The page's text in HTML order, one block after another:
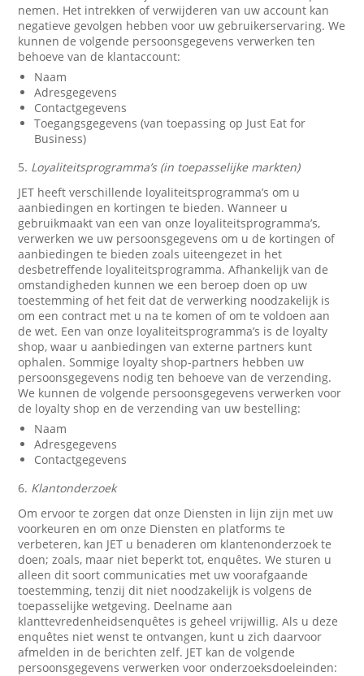
nemen. Het intrekken of verwijderen van uw account kan
negatieve gevolgen hebben voor uw gebruikerservaring. We
kunnen de volgende persoonsgegevens verwerken ten
behoeve van de klantaccount:
Naam
Adresgegevens
Contactgegevens
Toegangsgegevens (van toepassing op Just Eat for
Business)
5. Loyaliteitsprogramma’s (in toepasselijke markten)
JET heeft verschillende loyaliteitsprogramma’s om u
aanbiedingen en kortingen te bieden. Wanneer u
gebruikmaakt van een van onze loyaliteitsprogramma’s,
verwerken we uw persoonsgegevens om u de kortingen of
aanbiedingen te bieden zoals uiteengezet in het
desbetreffende loyaliteitsprogramma. Afhankelijk van de
omstandigheden kunnen we een beroep doen op uw
toestemming of het feit dat de verwerking noodzakelijk is
om een contract met u na te komen of om te voldoen aan
de wet. Een van onze loyaliteitsprogramma’s is de loyalty
shop, waar u aanbiedingen van externe partners kunt
ophalen. Sommige loyalty shop-partners hebben uw
persoonsgegevens nodig ten behoeve van de verzending.
We kunnen de volgende persoonsgegevens verwerken voor
de loyalty shop en de verzending van uw bestelling:
Naam
Adresgegevens
Contactgegevens
6. Klantonderzoek
Om ervoor te zorgen dat onze Diensten in lijn zijn met uw
voorkeuren en om onze Diensten en platforms te
verbeteren, kan JET u benaderen om klantenonderzoek te
doen; zoals, maar niet beperkt tot, enquêtes. We sturen u
alleen dit soort communicaties met uw voorafgaande
toestemming, tenzij dit niet noodzakelijk is volgens de
toepasselijke wetgeving. Deelname aan
klanttevredenheidsenquêtes is geheel vrijwillig. Als u deze
enquêtes niet wenst te ontvangen, kunt u zich daarvoor
afmelden in de berichten zelf. JET kan de volgende
persoonsgegevens verwerken voor onderzoeksdoeleinden: